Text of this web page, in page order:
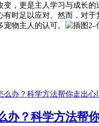
，更是主人学习与成长
时足以应对。然而，对
物主人的认可。
办？科学方法帮